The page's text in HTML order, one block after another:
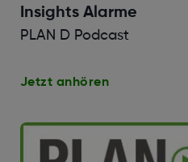
Insights Alarme
PLAN D Podcast
Jetzt anhören